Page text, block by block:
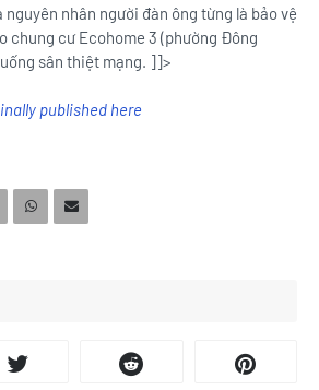
nguyên nhân người đàn ông từng là bảo vệ
chung cư Ecohome 3 (phường Đông
sân thiệt mạng. ]]>
published here